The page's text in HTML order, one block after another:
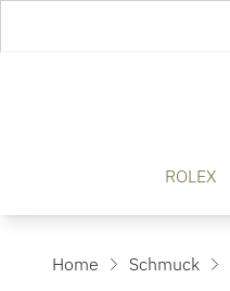
ROLEX
Home Schmuck